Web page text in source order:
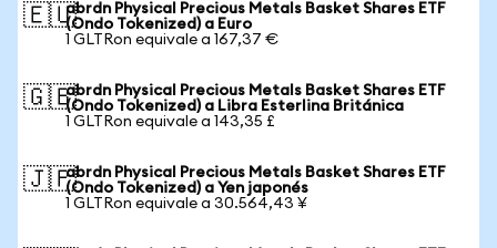
🇪🇺abrdn Physical Precious Metals Basket Shares ETF
(Ondo Tokenized) a Euro
1 GLTRon equivale a 167,37 €
🇬🇧abrdn Physical Precious Metals Basket Shares ETF
(Ondo Tokenized) a Libra Esterlina Británica
1 GLTRon equivale a 143,35 £
🇯🇵abrdn Physical Precious Metals Basket Shares ETF
(Ondo Tokenized) a Yen japonés
1 GLTRon equivale a 30.564,43 ¥